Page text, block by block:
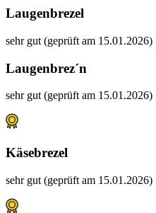
Laugenbrezel
sehr gut (geprüft am 15.01.2026)
Laugenbrez´n
sehr gut (geprüft am 15.01.2026)
Käsebrezel
sehr gut (geprüft am 15.01.2026)